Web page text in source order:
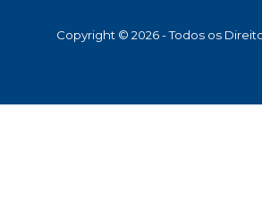
Copyright © 2026 - Todos os